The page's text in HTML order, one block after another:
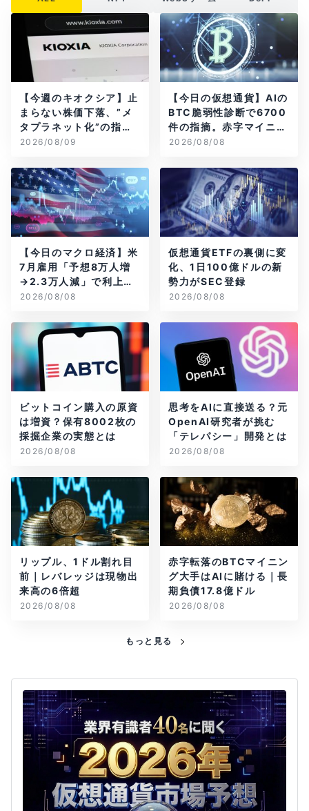
【今週のキオクシア】止
まらない株価下落、”メ
タプラネット化”の指摘
は本当？
2026/08/09
【今日の仮想通貨】AIの
BTC脆弱性診断で6700
件の指摘。赤字マイニン
グ企業はAIに賭ける
2026/08/08
【今日のマクロ経済】米
7月雇用「予想8万人増
→2.3万人減」で利上げ
観測後退
2026/08/08
仮想通貨ETFの裏側に変
化、1日100億ドルの新
勢力がSEC登録
2026/08/08
ビットコイン購入の原資
は増資？保有8002枚の
採掘企業の実態とは
2026/08/08
思考をAIに直接送る？元
OpenAI研究者が挑む
「テレパシー」開発とは
2026/08/08
リップル、1ドル割れ目
前｜レバレッジは現物出
来高の6倍超
2026/08/08
赤字転落のBTCマイニン
グ大手はAIに賭ける｜長
期負債17.8億ドル
2026/08/08
もっと見る